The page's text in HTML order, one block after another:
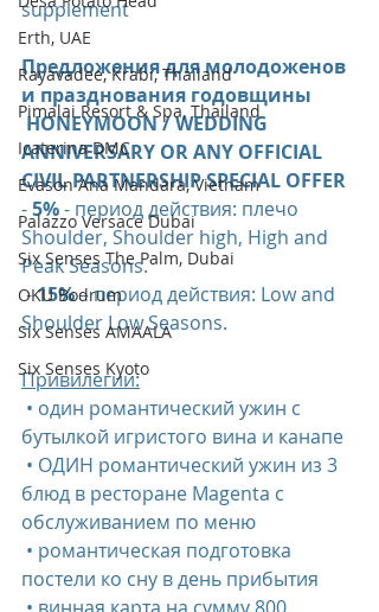
Erth, UAE
Rayavadee, Krabi, Thailand
Pimalai Resort & Spa, Thailand
Icaterina DMC
Evason Ana Mandara, Vietnam
Palazzo Versace Dubai
Six Senses The Palm, Dubai
OKU Bodrum
Six Senses AMAALA
Six Senses Kyoto
supplement
Предложения для молодоженов
и празднования годовщины
ANNIVERSARY OR ANY OFFICIAL
CIVIL PARTNERSHIP SPECIAL OFFER
- 5% - период действия: плечо
Shoulder, Shoulder high, High and
Peak Seasons.
- 15% – период действия: Low and
Shoulder Low Seasons.
Привилегии:
бутылкой игристого вина и канапе
блюд в ресторане Magenta с
обслуживанием по меню
постели ко сну в день прибытия